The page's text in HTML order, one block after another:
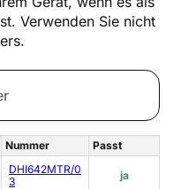
Verwenden Sie nicht
Nummer Passt
DHI642MTR/0
3
ja